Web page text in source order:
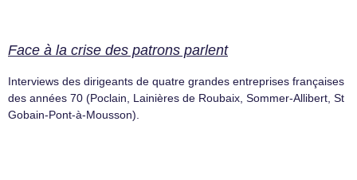
Face à la crise des patrons parlent
Interviews des dirigeants de quatre grandes entreprises françaises
des années 70 (Poclain, Lainières de Roubaix, Sommer-Allibert, St
Gobain-Pont-à-Mousson).